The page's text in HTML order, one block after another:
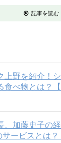
記事を読む
上野を紹介！
食べ物とは？
、加藤史子の
ービスとは